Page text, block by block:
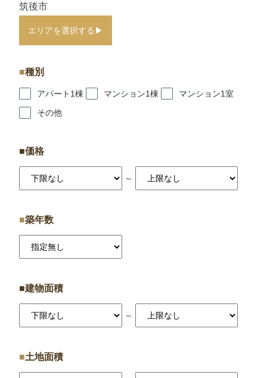
筑後市
エリアを選択する ▶
種別
アパート1棟 マンション1棟
マンション1室
その他
価格
～
築年数
建物面積
～
土地面積